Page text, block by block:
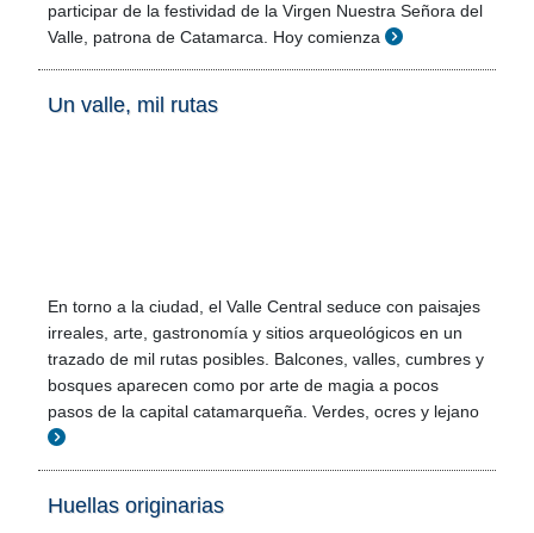
participar de la festividad de la Virgen Nuestra Señora del
Valle, patrona de Catamarca. Hoy comienza
Un valle, mil rutas
En torno a la ciudad, el Valle Central seduce con paisajes
irreales, arte, gastronomía y sitios arqueológicos en un
trazado de mil rutas posibles. Balcones, valles, cumbres y
bosques aparecen como por arte de magia a pocos
pasos de la capital catamarqueña. Verdes, ocres y lejano
Huellas originarias